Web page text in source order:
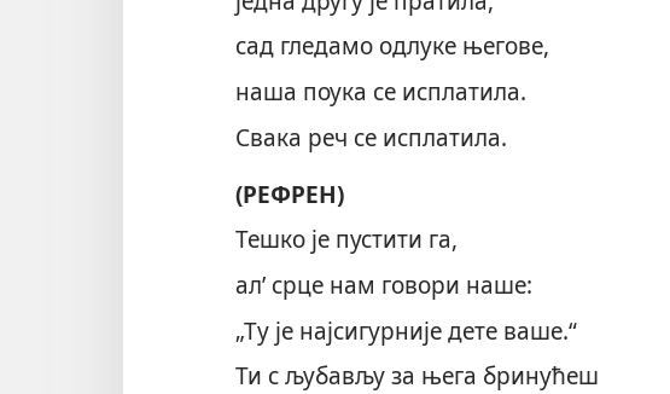
сад гледамо одлуке његове,
наша поука се исплатила.
Свака реч се исплатила.
(РЕФРЕН)
Тешко је пустити га,
ал’ срце нам говори наше:
„Ту је најсигурније дете ваше.“
Ти с љубављу за њега бринућеш